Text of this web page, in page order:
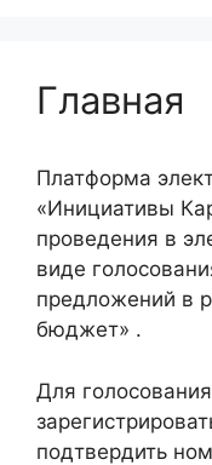
Главная
Платформа
«Инициативы
проведения в
виде
предложений в
бюджет» .
Для
подтвердить